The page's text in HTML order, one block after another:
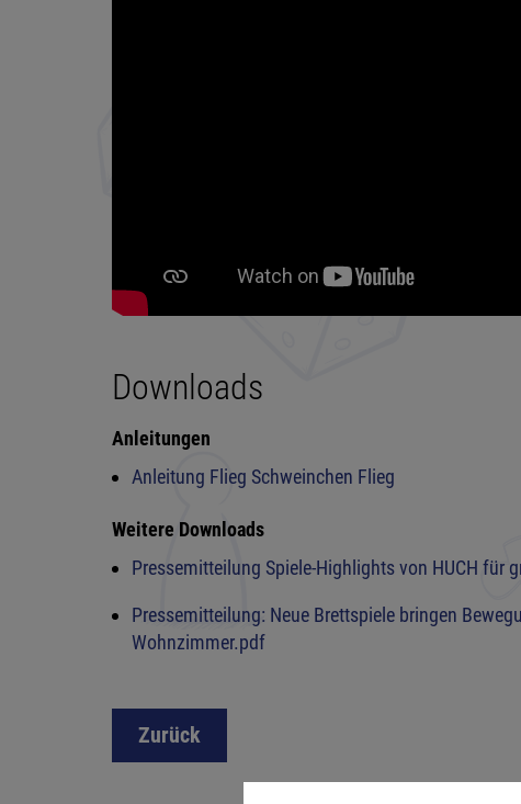
Downloads
Anleitungen
Anleitung Flieg Schweinchen Flieg
Weitere Downloads
Pressemitteilung Spiele-Highlights von HUCH für
Pressemitteilung: Neue Brettspiele bringen
Wohnzimmer.pdf
Zurück